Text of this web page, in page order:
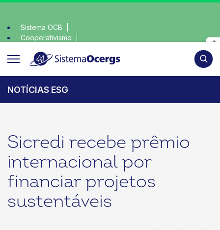
Sistema OCB
Cooperativismo
NOTÍCIAS ESG
Sicredi recebe prêmio
internacional por
financiar projetos
sustentáveis